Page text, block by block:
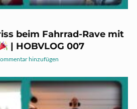
beim Fahrrad-Rave mit
| HOBVLOG 007
hinzufügen